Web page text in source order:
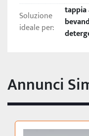
Soluzione
ideale per:
tappia
Annunci